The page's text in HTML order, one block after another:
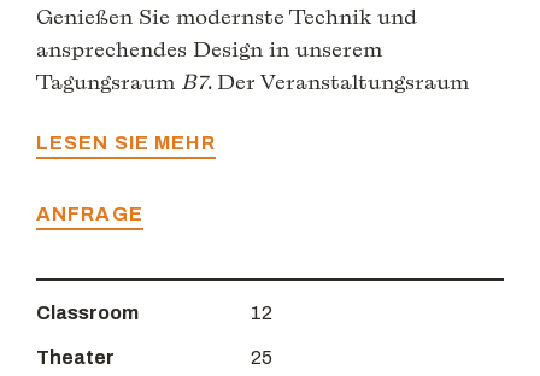
Genießen Sie modernste Technik und
ansprechendes Design in unserem
Tagungsraum B7. Der Veranstaltungsraum
kleinere Events, Geschäftstreffen, kreative
einen inspirierenden Raum und
und Veranstaltungen. Leben Sie den Geist der
Innovation und gestalten Sie Ihre Zukunft
mit uns.
LESEN SIE MEHR
ANFRAGE
Classroom 12
Theater 25